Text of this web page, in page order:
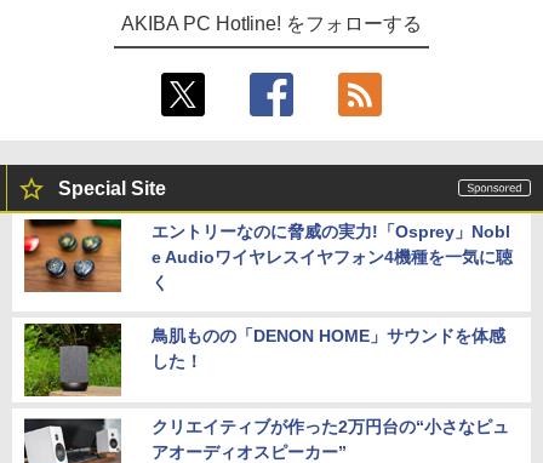
AKIBA PC Hotline! をフォローする
Special Site
エントリーなのに脅威の実力!「Osprey」Nobl
e Audioワイヤレスイヤフォン4機種を一気に聴
く
鳥肌ものの「DENON HOME」サウンドを体感
した！
クリエイティブが作った2万円台の“小さなピュ
アオーディオスピーカー”